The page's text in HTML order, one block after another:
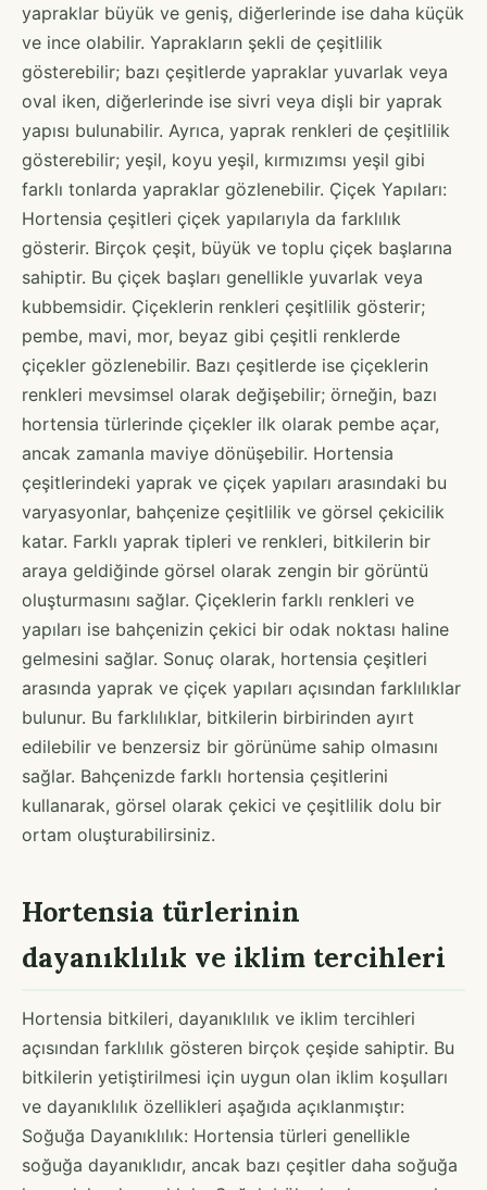
yapraklar büyük ve geniş, diğerlerinde ise daha küçük
ve ince olabilir. Yaprakların şekli de çeşitlilik
gösterebilir; bazı çeşitlerde yapraklar yuvarlak veya
oval iken, diğerlerinde ise sivri veya dişli bir yaprak
yapısı bulunabilir. Ayrıca, yaprak renkleri de çeşitlilik
gösterebilir; yeşil, koyu yeşil, kırmızımsı yeşil gibi
farklı tonlarda yapraklar gözlenebilir. Çiçek Yapıları:
Hortensia çeşitleri çiçek yapılarıyla da farklılık
gösterir. Birçok çeşit, büyük ve toplu çiçek başlarına
sahiptir. Bu çiçek başları genellikle yuvarlak veya
kubbemsidir. Çiçeklerin renkleri çeşitlilik gösterir;
pembe, mavi, mor, beyaz gibi çeşitli renklerde
çiçekler gözlenebilir. Bazı çeşitlerde ise çiçeklerin
renkleri mevsimsel olarak değişebilir; örneğin, bazı
hortensia türlerinde çiçekler ilk olarak pembe açar,
ancak zamanla maviye dönüşebilir. Hortensia
çeşitlerindeki yaprak ve çiçek yapıları arasındaki bu
varyasyonlar, bahçenize çeşitlilik ve görsel çekicilik
katar. Farklı yaprak tipleri ve renkleri, bitkilerin bir
araya geldiğinde görsel olarak zengin bir görüntü
oluşturmasını sağlar. Çiçeklerin farklı renkleri ve
yapıları ise bahçenizin çekici bir odak noktası haline
gelmesini sağlar. Sonuç olarak, hortensia çeşitleri
arasında yaprak ve çiçek yapıları açısından farklılıklar
bulunur. Bu farklılıklar, bitkilerin birbirinden ayırt
edilebilir ve benzersiz bir görünüme sahip olmasını
sağlar. Bahçenizde farklı hortensia çeşitlerini
kullanarak, görsel olarak çekici ve çeşitlilik dolu bir
ortam oluşturabilirsiniz.
Hortensia türlerinin
dayanıklılık ve iklim tercihleri
Hortensia bitkileri, dayanıklılık ve iklim tercihleri
açısından farklılık gösteren birçok çeşide sahiptir. Bu
bitkilerin yetiştirilmesi için uygun olan iklim koşulları
ve dayanıklılık özellikleri aşağıda açıklanmıştır:
Soğuğa Dayanıklılık: Hortensia türleri genellikle
soğuğa dayanıklıdır, ancak bazı çeşitler daha soğuğa